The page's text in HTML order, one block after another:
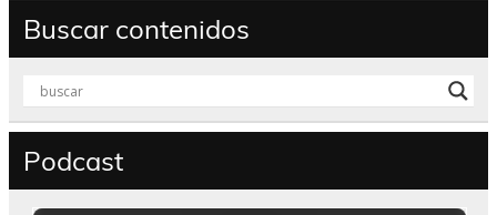
Buscar contenidos
Podcast